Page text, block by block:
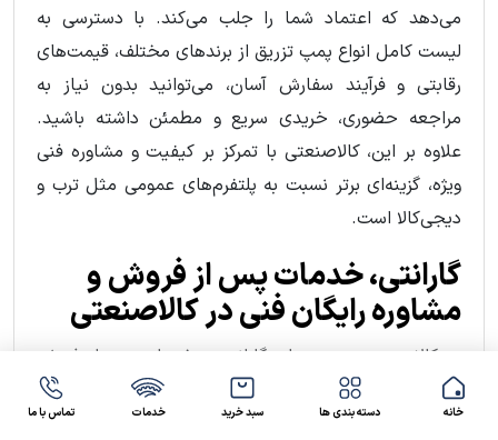
می‌دهد که اعتماد شما را جلب می‌کند. با دسترسی به
لیست کامل انواع پمپ تزریق از برندهای مختلف، قیمت‌های
رقابتی و فرآیند سفارش آسان، می‌توانید بدون نیاز به
مراجعه حضوری، خریدی سریع و مطمئن داشته باشید.
علاوه بر این، کالاصنعتی با تمرکز بر کیفیت و مشاوره فنی
ویژه، گزینه‌ای برتر نسبت به پلتفرم‌های عمومی مثل ترب و
دیجی‌کالا است.
گارانتی، خدمات پس از فروش و
مشاوره رایگان فنی در کالاصنعتی
در کالاصنعتی، مدت زمات گارانتی و خدمات پس از فروش
پمپ‌های دوزینگ بستگی به برند دارد. خدمات پس از
فروش معمولا شامل تعمیر و تأمین قطعات یدکی می‌شود.
خانه دسته بندی ها سبد خرید خدمات تماس با ما